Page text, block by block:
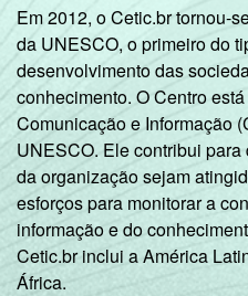
CLASSE
SOCIAL3
SITUAÇÃO
Em 2012, o Cetic.br tornou-
da UNESCO, o primeiro do
desenvolvimento das
conhecimento. O Centro
Comunicação e Informação
UNESCO. Ele contribui
da organização sejam
esforços para monitorar a
informação e do
Cetic.br inclui a América
África.